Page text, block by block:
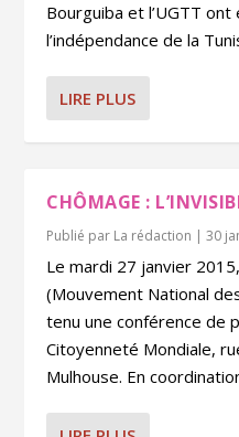
Bourguiba et l’UGTT
l’indépendance de la
LIRE PLUS
CHÔMAGE :
Publié par La rédaction |30
Le mardi 27 janvier
(Mouvement National
tenu une conférence de
Citoyenneté Mondiale,
Mulhouse. En